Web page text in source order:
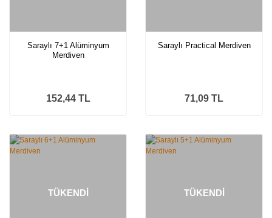
Saraylı 7+1 Alüminyum
Merdiven
152,44 TL
Saraylı Practical Merdiven
71,09 TL
TÜKENDİ TÜKENDİ